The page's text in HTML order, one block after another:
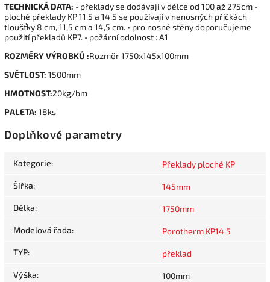
TECHNICKÁ DATA: • překlady se dodávají v délce od 100 až 275cm •
ploché překlady KP 11,5 a 14,5 se používají v nenosných příčkách
tloušťky 8 cm, 11,5 cm a 14,5 cm. • pro nosné stěny doporučujeme
použití překladů KP7. • požární odolnost : A1
ROZMĚRY VÝROBKŮ :Rozměr 1750x145x100mm
SVĚTLOST: 1500mm
HMOTNOST:20kg/bm
PALETA: 18ks
Doplňkové parametry
Kategorie: Překlady ploché KP
Šířka: 145mm
Délka: 1750mm
Modelová řada: Porotherm KP14,5
TYP: překlad
Výška: 100mm